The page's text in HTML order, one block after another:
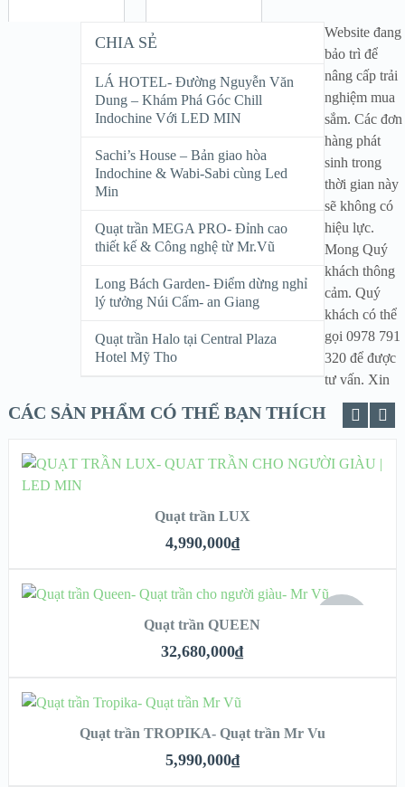
CHIA SẺ
LÁ HOTEL- Đường Nguyễn Văn
Dung – Khám Phá Góc Chill
Indochine Với LED MIN
Sachi’s House – Bản giao hòa
Indochine & Wabi-Sabi cùng Led
Min
Quạt trần MEGA PRO- Đỉnh cao
thiết kế & Công nghệ từ Mr.Vũ
Long Bách Garden- Điểm dừng nghỉ
lý tưởng Núi Cấm- an Giang
Quạt trần Halo tại Central Plaza
Hotel Mỹ Tho
CÁC SẢN PHẨM CÓ THỂ BẠN THÍCH
XEM NHANH
Quạt trần LUX
4,990,000₫
XEM NHANH
READ MORE
Quạt trần QUEEN
32,680,000₫
XEM NHANH
ADD TO CART
Quạt trần TROPIKA- Quạt trần Mr Vu
5,990,000₫
Website đang
bảo trì để
nâng cấp trải
nghiệm mua
sắm. Các đơn
hàng phát
sinh trong
thời gian này
sẽ không có
hiệu lực.
Mong Quý
khách thông
cảm. Quý
khách có thể
gọi 0978 791
320 để được
tư vấn. Xin